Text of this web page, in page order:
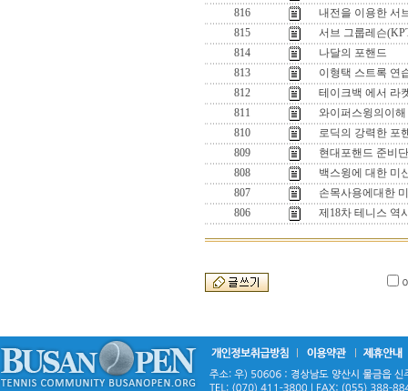
816
내전을 이용한 서
815
서브 그룹레슨
814
나달의 포핸드
813
이형택 스트록 연
812
테이크백 에서 라
811
와이퍼스윙의이
810
로딕의 강력한 포
809
현대포핸드 준비
808
백스윙에 대한 미
807
손목사용에대한
806
제18차 테니스 역